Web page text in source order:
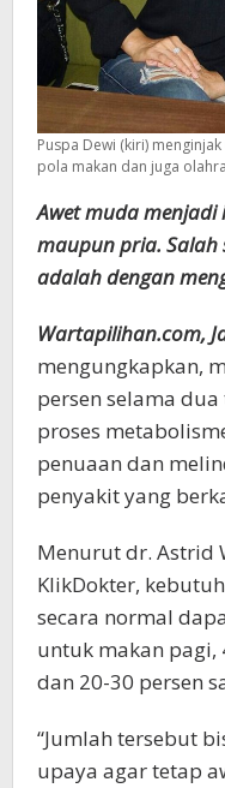
Puspa Dewi (kiri)
pola makan dan juga
Awet muda
maupun pria.
adalah dengan
Wartapilihan.com,
mengungkapkan,
persen selama
proses
penuaan dan
penyakit yang
Menurut dr. Astrid
KlikDokter,
secara normal
untuk makan pagi,
dan 20-30 persen
“Jumlah tersebut
upaya agar tetap